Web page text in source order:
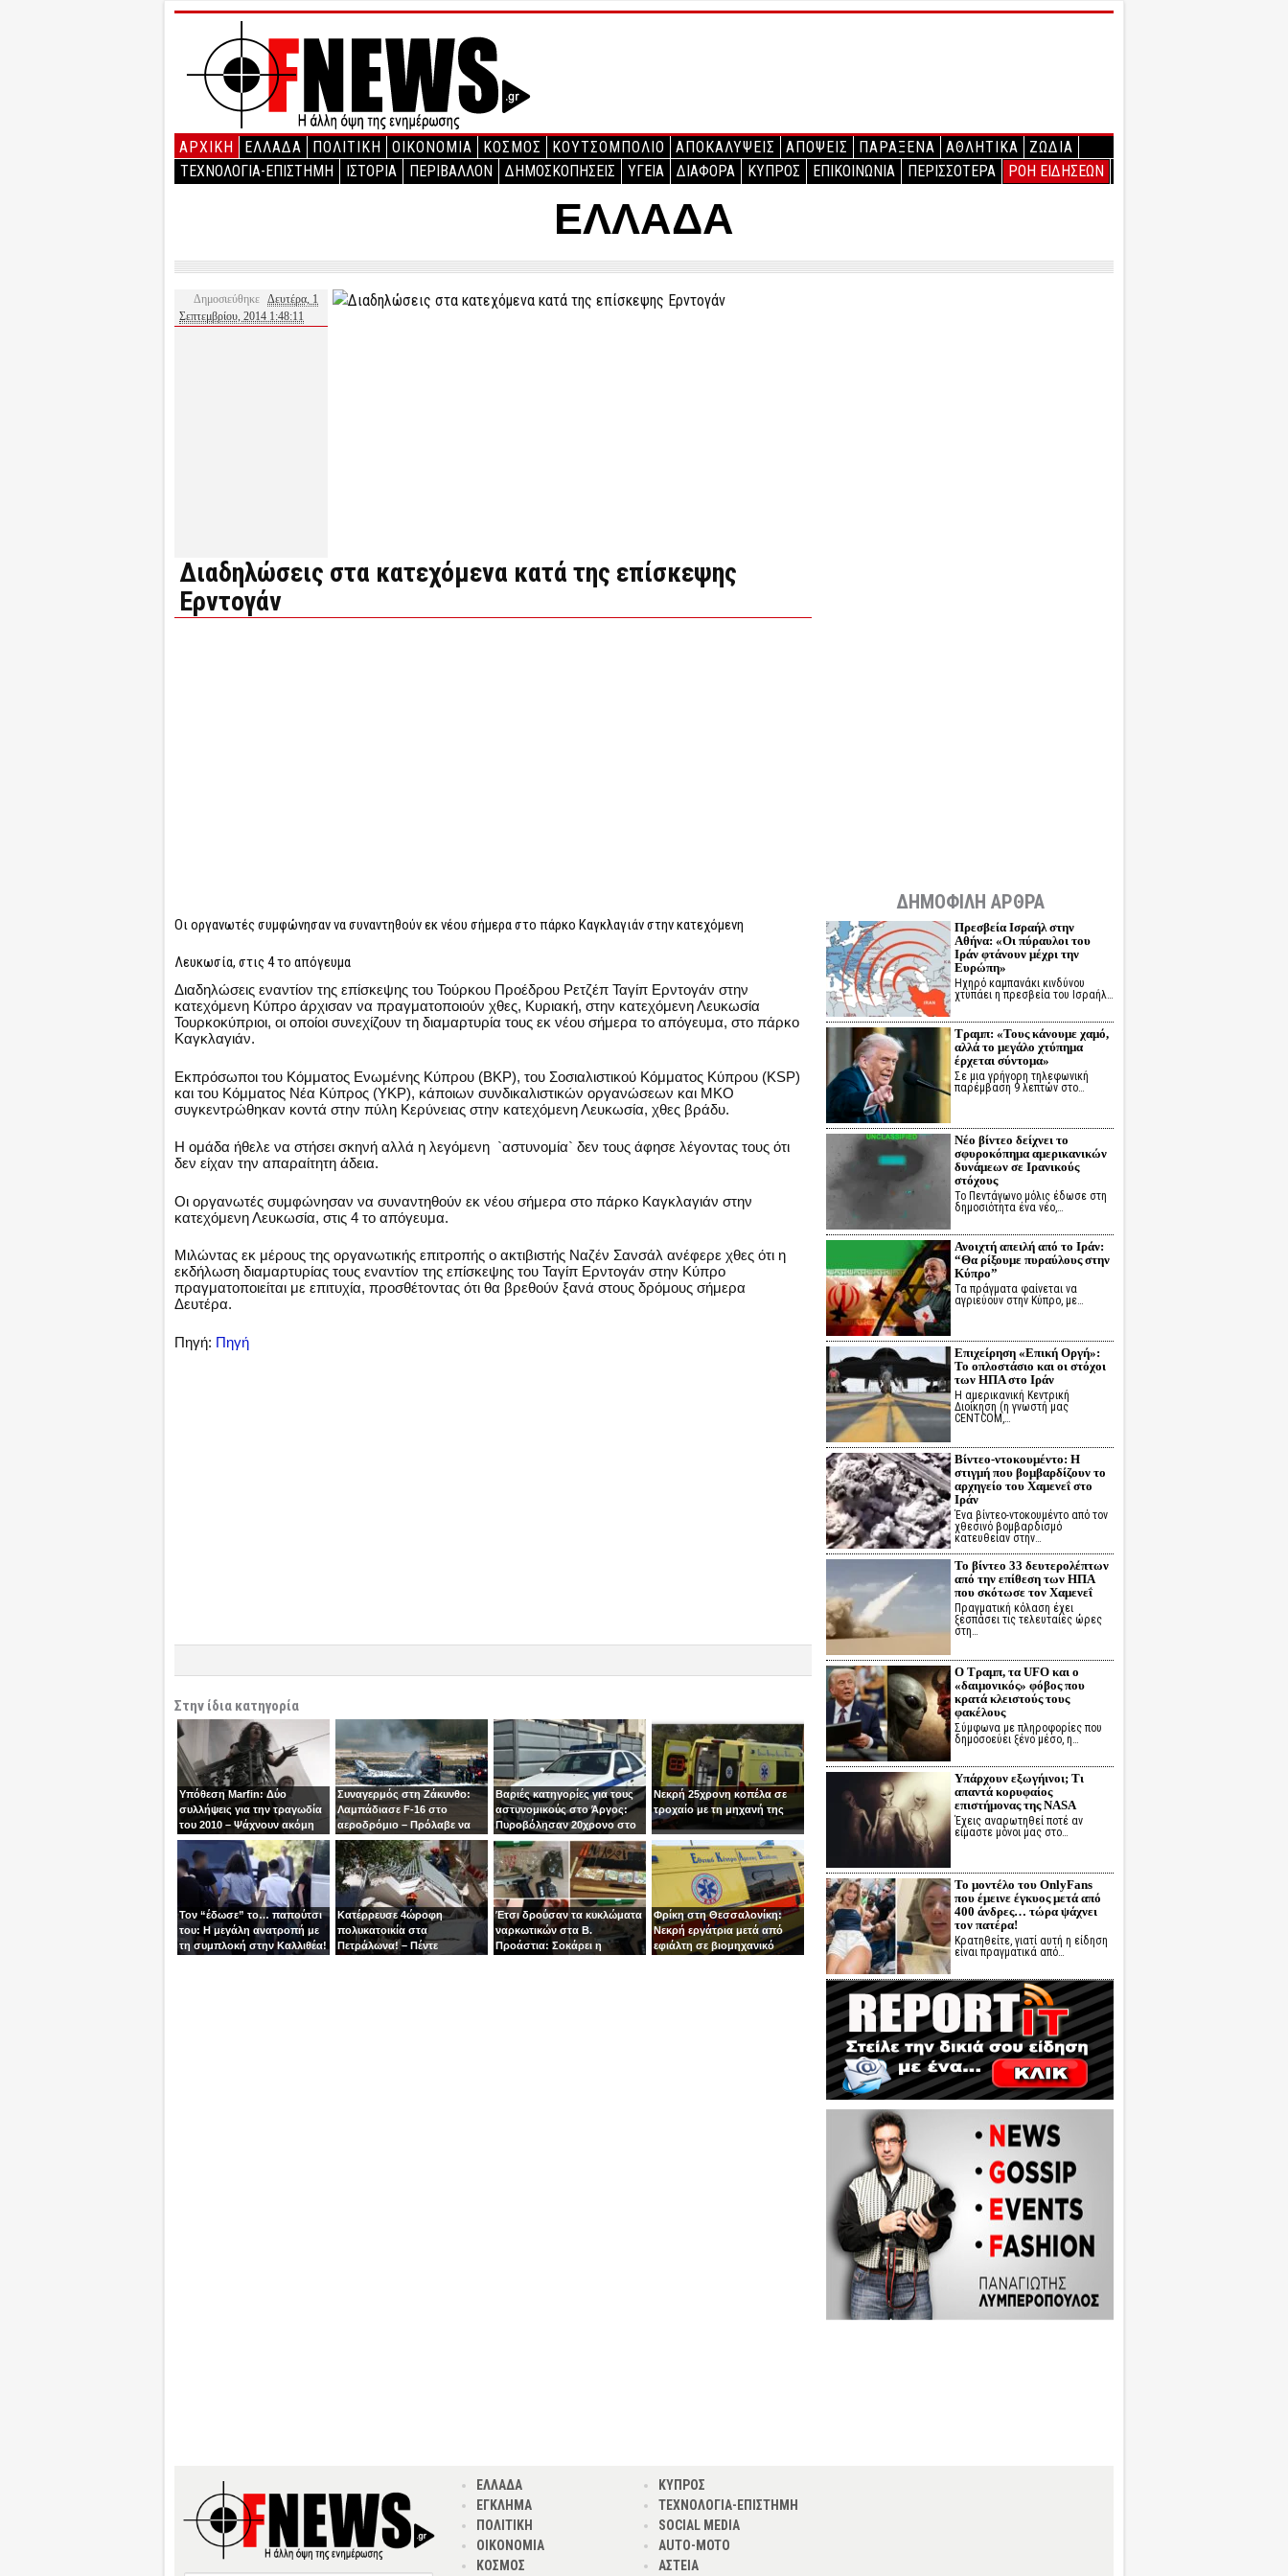
ΑΡΧΙΚΉ ΕΛΛΑΔΑ ΠΟΛΙΤΙΚΗ ΟΙΚΟΝΟΜΙΑ ΚΟΣΜΟΣ ΚΟΥΤΣΟΜΠΟΛΙΟ ΑΠΟΚΑΛΥΨΕΙΣ ΑΠΟΨΕΙΣ ΠΑΡΑΞΕΝΑ ΑΘΛΗΤΙΚΑ
ΖΩΔΙΑ
ΤΕΧΝΟΛΟΓΙΑ-ΕΠΙΣΤΗΜΗ
ΙΣΤΟΡΙΑ ΠΕΡΙΒΑΛΛΟΝ ΔΗΜΟΣΚΟΠΗΣΕΙΣ ΥΓΕΙΑ ΔΙΑΦΟΡΑ ΚΥΠΡΟΣ ΕΠΙΚΟΙΝΩΝΙΑ ΠΕΡΙΣΣΟΤΕΡΑ ΡΟΗ ΕΙΔΗΣΕΩΝ
ΕΛΛΑΔΑ
Δημοσιεύθηκε Δευτέρα, 1
Σεπτεμβρίου, 2014 1:48:11
Διαδηλώσεις στα κατεχόμενα κατά της επίσκεψης
Ερντογάν
Οι οργανωτές συμφώνησαν να συναντηθούν εκ νέου σήμερα στο πάρκο Καγκλαγιάν στην κατεχόμενη
Λευκωσία, στις 4 το απόγευμα
Διαδηλώσεις εναντίον της επίσκεψης του Τούρκου Προέδρου Ρετζέπ Ταγίπ Ερντογάν στην
κατεχόμενη Κύπρο άρχισαν να πραγματοποιούν χθες, Κυριακή, στην κατεχόμενη Λευκωσία
Τουρκοκύπριοι, οι οποίοι συνεχίζουν τη διαμαρτυρία τους εκ νέου σήμερα το απόγευμα, στο πάρκο
Καγκλαγιάν.
Εκπρόσωποι του Κόμματος Ενωμένης Κύπρου (BKP), του Σοσιαλιστικού Κόμματος Κύπρου (KSP)
και του Κόμματος Νέα Κύπρος (YKP), κάποιων συνδικαλιστικών οργανώσεων και ΜΚΟ
συγκεντρώθηκαν κοντά στην πύλη Κερύνειας στην κατεχόμενη Λευκωσία, χθες βράδυ.
Η ομάδα ήθελε να στήσει σκηνή αλλά η λεγόμενη `αστυνομία` δεν τους άφησε λέγοντας τους ότι
δεν είχαν την απαραίτητη άδεια.
Οι οργανωτές συμφώνησαν να συναντηθούν εκ νέου σήμερα στο πάρκο Καγκλαγιάν στην
κατεχόμενη Λευκωσία, στις 4 το απόγευμα.
Μιλώντας εκ μέρους της οργανωτικής επιτροπής ο ακτιβιστής Ναζέν Σανσάλ ανέφερε χθες ότι η
εκδήλωση διαμαρτυρίας τους εναντίον της επίσκεψης του Ταγίπ Ερντογάν στην Κύπρο
πραγματοποιείται με επιτυχία, προσθέτοντας ότι θα βρεθούν ξανά στους δρόμους σήμερα
Δευτέρα.
Πηγή: Πηγή
Στην ίδια κατηγορία
Υπόθεση Marfin: Δύο
συλλήψεις για την τραγωδία
του 2010 – Ψάχνουν ακόμη
μία γυναίκα
Συναγερμός στη Ζάκυνθο:
Λαμπάδιασε F-16 στο
αεροδρόμιο – Πρόλαβε να
βγει την τελευταία στιγμή ο
χειριστής
Βαριές κατηγορίες για τους
αστυνομικούς στο Άργος:
Πυροβόλησαν 20χρονο στο
κεφάλι
Νεκρή 25χρονη κοπέλα σε
τροχαίο με τη μηχανή της
Τον “έδωσε” το… παπούτσι
του: Η μεγάλη ανατροπή με
τη συμπλοκή στην Καλλιθέα!
Κατέρρευσε 4ώροφη
πολυκατοικία στα
Πετράλωνα! – Πέντε
Έτσι δρούσαν τα κυκλώματα
ναρκωτικών στα Β.
Προάστια: Σοκάρει η
Φρίκη στη Θεσσαλονίκη:
Νεκρή εργάτρια μετά από
εφιάλτη σε βιομηχανικό
ΔΗΜΟΦΙΛΗ ΑΡΘΡΑ
Πρεσβεία Ισραήλ στην
Αθήνα: «Οι πύραυλοι του
Ιράν φτάνουν μέχρι την
Ευρώπη»
Ηχηρό καμπανάκι κινδύνου
χτυπάει η πρεσβεία του Ισραήλ…
Τραμπ: «Τους κάνουμε χαμό,
αλλά το μεγάλο χτύπημα
έρχεται σύντομα»
Σε μια γρήγορη τηλεφωνική
παρέμβαση 9 λεπτών στο…
Νέο βίντεο δείχνει το
σφυροκόπημα αμερικανικών
δυνάμεων σε Ιρανικούς
στόχους
Το Πεντάγωνο μόλις έδωσε στη
δημοσιότητα ένα νέο,…
Ανοιχτή απειλή από το Ιράν:
“Θα ρίξουμε πυραύλους στην
Κύπρο”
Τα πράγματα φαίνεται να
αγριεύουν στην Κύπρο, με…
Επιχείρηση «Επική Οργή»:
Το οπλοστάσιο και οι στόχοι
των ΗΠΑ στο Ιράν
Η αμερικανική Κεντρική
Διοίκηση (η γνωστή μας
CENTCOM,…
Βίντεο-ντοκουμέντο: Η
στιγμή που βομβαρδίζουν το
αρχηγείο του Χαμενεΐ στο
Ιράν
Ένα βίντεο-ντοκουμέντο από τον
χθεσινό βομβαρδισμό
κατευθείαν στην…
Το βίντεο 33 δευτερολέπτων
από την επίθεση των ΗΠΑ
που σκότωσε τον Χαμενεΐ
Πραγματική κόλαση έχει
ξεσπάσει τις τελευταίες ώρες
στη…
Ο Τραμπ, τα UFO και ο
«δαιμονικός» φόβος που
κρατά κλειστούς τους
φακέλους
Σύμφωνα με πληροφορίες που
δημοσοεύει ξένο μέσο, η…
Υπάρχουν εξωγήινοι; Τι
απαντά κορυφαίος
επιστήμονας της NASA
Έχεις αναρωτηθεί ποτέ αν
είμαστε μόνοι μας στο…
Το μοντέλο του OnlyFans
που έμεινε έγκυος μετά από
400 άνδρες… τώρα ψάχνει
τον πατέρα!
Κρατηθείτε, γιατί αυτή η είδηση
είναι πραγματικά από…
ΕΛΛΑΔΑ
ΕΓΚΛΗΜΑ
ΠΟΛΙΤΙΚΗ
ΟΙΚΟΝΟΜΙΑ
ΚΟΣΜΟΣ
ΚΥΠΡΟΣ
ΤΕΧΝΟΛΟΓΙΑ-ΕΠΙΣΤΗΜΗ
SOCIAL MEDIA
AUTO-MOTO
ΑΣΤΕΙΑ